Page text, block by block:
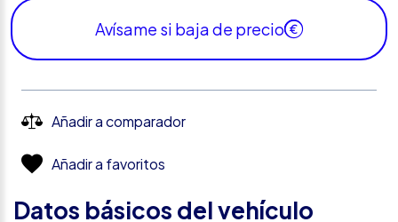
Avísame si baja de precio
Añadir a comparador
Añadir a favoritos
Datos básicos del vehículo